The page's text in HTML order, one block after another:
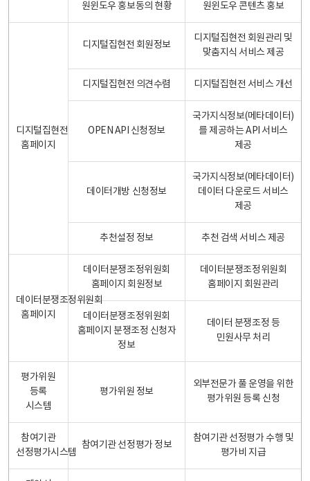
원윈도우 홍보동의 현황 원윈도우 콘텐츠 홍보
디지털집현전
홈페이지
디지털집현전 회원정보
디지털집현전 회원관리 및
맞춤지식 서비스 제공
디지털집현전 의견수렴 디지털집현전 서비스 개선
OPEN API 신청정보
국가지식정보(메타데이터)
를 제공하는 API 서비스
제공
데이터개방 신청정보
국가지식정보(메타데이터)
데이터 다운로드 서비스
제공
추천설정 정보 추천 검색 서비스 제공
데이터분쟁조정위원회
홈페이지
데이터분쟁조정위원회
홈페이지 회원정보
데이터분쟁조정위원회
홈페이지 회원관리
데이터분쟁조정위원회
홈페이지 분쟁조정 신청자
정보
데이터 분쟁조정 등
민원사무 처리
평가위원
등록
시스템
평가위원 정보
외부전문가 풀 운영을 위한
평가위원 등록 신청
참여기관
선정평가시스템
참여기관 선정평가 정보
참여기관 선정평가 수행 및
평가비 지급